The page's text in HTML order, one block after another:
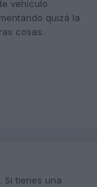
vehiculo
quizá la
cosas.
Si tienes una